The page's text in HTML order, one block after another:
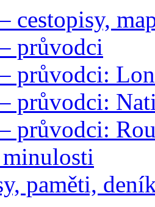
cestopisy,
průvodci
průvodci:
průvodci:
průvodci:
paměti,